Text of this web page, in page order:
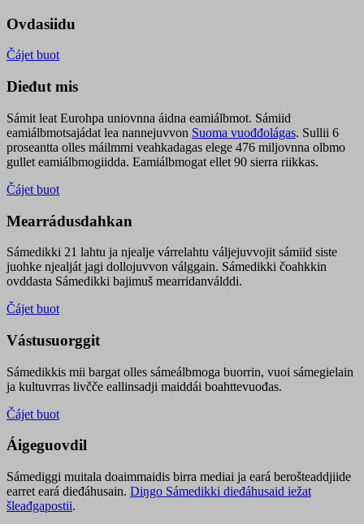
Ovdasiidu
Čájet buot
Dieđut mis
Sámit leat Eurohpa uniovnna áidna eamiálbmot. Sámiid
eamiálbmotsajádat lea nannejuvvon Suoma vuođđolágas. Sullii 6
proseantta olles máilmmi veahkadagas elege 476 miljovnna olbmo
gullet eamiálbmogiidda. Eamiálbmogat ellet 90 sierra riikkas.
Čájet buot
Mearrádusdahkan
Sámedikki 21 lahtu ja njealje várrelahtu váljejuvvojit sámiid siste
juohke njealját jagi dollojuvvon válggain. Sámedikki čoahkkin
ovddasta Sámedikki bajimuš mearridanválddi.
Čájet buot
Vástusuorggit
Sámedikkis mii bargat olles sámeálbmoga buorrin, vuoi sámegielain
ja kultuvrras livčče eallinsadji maiddái boahttevuođas.
Čájet buot
Áigeguovdil
Sámediggi muitala doaimmaidis birra mediai ja eará berošteaddjiide
earret eará dieđáhusain. Diŋgo Sámedikki dieđáhusaid iežat
šleađgapostii.